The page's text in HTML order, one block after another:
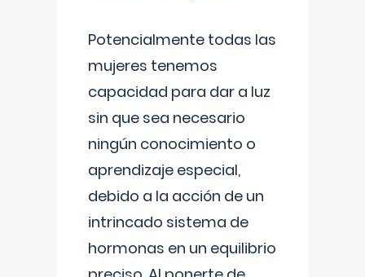
Potencialmente todas las
mujeres tenemos
capacidad para dar a luz
sin que sea necesario
ningún conocimiento o
aprendizaje especial,
debido a la acción de un
intrincado sistema de
hormonas en un equilibrio